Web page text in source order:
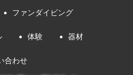
ファンダイビング
体験 器材
合わせ